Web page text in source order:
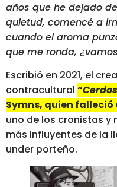
años que he dejado
quietud, comencé a
cuando el aroma
que me ronda,
Escribió en 2021, el
contracultural “
Symns, quien falleció
uno de los cronistas
más influyentes de la
under porteño.